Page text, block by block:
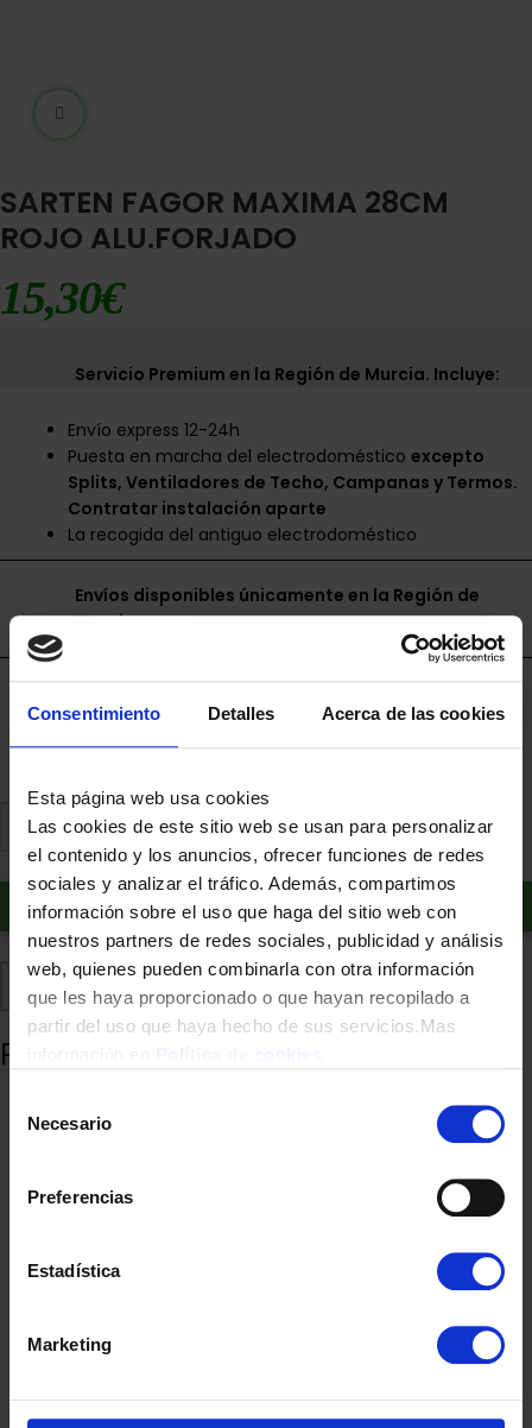
Consentimiento Detalles Acerca de las cookies
Esta página web usa cookies
Las cookies de este sitio web se usan para personalizar
el contenido y los anuncios, ofrecer funciones de redes
sociales y analizar el tráfico. Además, compartimos
información sobre el uso que haga del sitio web con
nuestros partners de redes sociales, publicidad y análisis
web, quienes pueden combinarla con otra información
que les haya proporcionado o que hayan recopilado a
partir del uso que haya hecho de sus servicios.Mas
Necesario
Preferencias
Estadística
Marketing
SARTEN FAGOR MAXIMA 28CM
ROJO ALU.FORJADO
15,30€
Servicio Premium en la Región de Murcia. Incluye:
Envío express 12-24h
Puesta en marcha del electrodomésticoexcepto
Splits, Ventiladores de Techo, Campanas y Termos.
Contratar instalación aparte
La recogida del antiguo electrodoméstico
Envíos disponibles únicamente en la Región de
Murcia.
Añadir al carrito
Añadir a favoritos
Productos relacionados
SARTEN TEFAL G33302 EXPERTISE 20CM INDUCCION
24,90€